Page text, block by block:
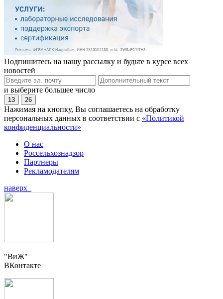
Подпишитесь на нашу рассылку и будьте в курсе всех
новостей
и выберите большее число
13 26
Нажимая на кнопку, Вы соглашаетесь на обработку
персональных данных в соответствии с «Политикой
конфиденциальности»
О нас
Россельхознадзор
Партнеры
Рекламодателям
наверх
"ВиЖ"
ВКонтакте